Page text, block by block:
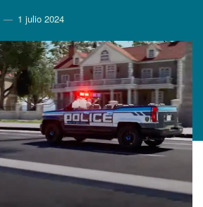
1 julio 2024